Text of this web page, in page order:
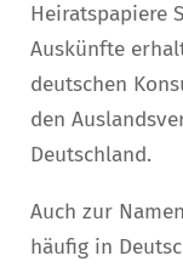
Heiratspapiere
Auskünfte
deutschen
den
Deutschland.
Auch zur
häufig in